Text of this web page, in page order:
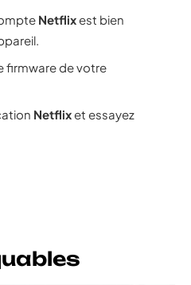
Netflixest bien
firmware de votre
Netflixet essayez